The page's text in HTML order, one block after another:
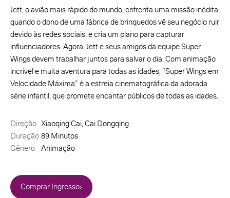
Jett, o avião mais rápido do mundo, enfrenta uma missão inédita
quando o dono de uma fábrica de brinquedos vê seu negócio ruir
devido às redes sociais, e cria um plano para capturar
influenciadores. Agora, Jett e seus amigos da equipe Super
Wings devem trabalhar juntos para salvar o dia. Com animação
incrível e muita aventura para todas as idades, “Super Wings em
Velocidade Máxima” é a estreia cinematográfica da adorada
série infantil, que promete encantar públicos de todas as idades.
Direção Xiaoqing Cai, Cai Dongqing
Duração 89 Minutos
Gênero
Animação
Comprar Ingresso